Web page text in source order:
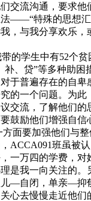
交流沟通，要求他
——“特殊的思想
，与我分享欢乐，
的学生中有52个贫
补、贷”等多种助困
于普遍存在的自卑
的一个问题。为此
交流，了解他们的
鼓励他们增强自信
面要加强他们与
ACCA091班虽被
一万四的学费，对
是我一向关注的。
儿—自闭，单亲—
心去慢慢走近他们